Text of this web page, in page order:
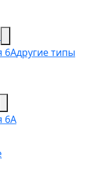
6Aдругие типы
6A